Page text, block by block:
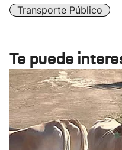
Transporte Público
Te puede